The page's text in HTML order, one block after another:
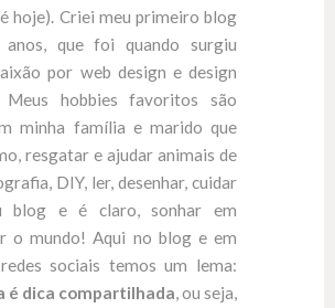
hoje). Criei meu primeiro blog
que foi quando surgiu
por web design e design
Meus hobbies favoritos são
minha família e marido que
resgatar e ajudar animais de
DIY, ler, desenhar, cuidar
blog e é claro, sonhar em
o mundo! Aqui no blog e em
sociais temos um lema:
é dica compartilhada, ou seja,